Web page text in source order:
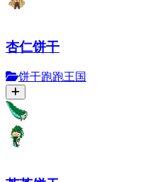
杏仁饼干
饼干跑跑王国